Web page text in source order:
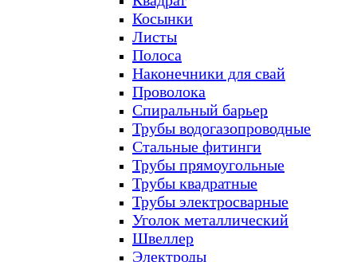
Косынки
Листы
Полоса
Наконечники для свай
Проволока
Спиральный барьер
Трубы водогазопроводные
Стальные фитинги
Трубы прямоугольные
Трубы квадратные
Трубы электросварные
Уголок металлический
Швеллер
Электроды